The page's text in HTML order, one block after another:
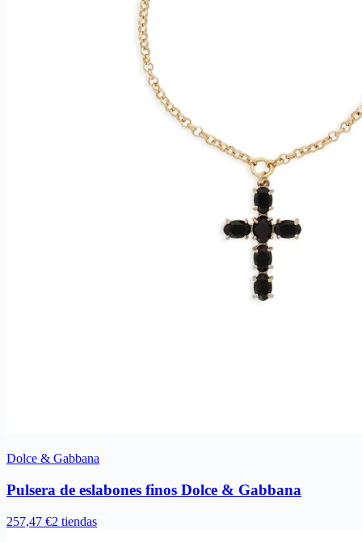
Dolce & Gabbana
Pulsera de eslabones finos Dolce & Gabbana
257,47 €2 tiendas